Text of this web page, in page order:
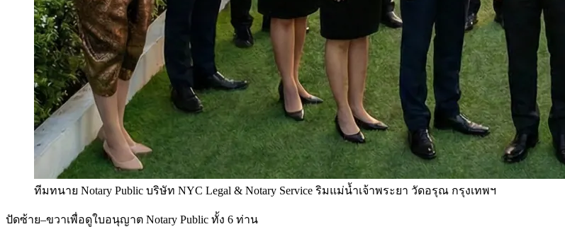
ทีมทนาย Notary Public บริษัท NYC Legal & Notary Service ริมแม่น้ำเจ้าพระยา วัดอรุณ กรุงเทพฯ
ปัดซ้าย–ขวาเพื่อดูใบอนุญาต Notary Public ทั้ง 6 ท่าน